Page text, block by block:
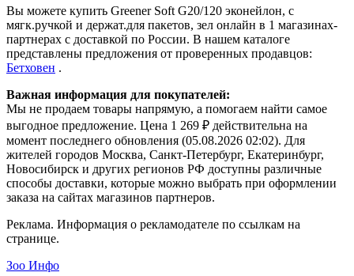
Вы можете купить Greener Soft G20/120 эконейлон, с
мягк.ручкой и держат.для пакетов, зел онлайн в 1 магазинах-
партнерах с доставкой по России. В нашем каталоге
представлены предложения от проверенных продавцов:
Бетховен .
Важная информация для покупателей:
Мы не продаем товары напрямую, а помогаем найти самое
выгодное предложение. Цена 1 269 ₽ действительна на
момент последнего обновления (05.08.2026 02:02). Для
жителей городов Москва, Санкт-Петербург, Екатеринбург,
Новосибирск и других регионов РФ доступны различные
способы доставки, которые можно выбрать при оформлении
заказа на сайтах магазинов партнеров.
Реклама. Информация о рекламодателе по ссылкам на
странице.
Зоо Инфо